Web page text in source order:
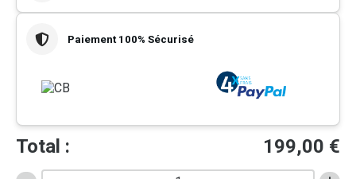
Paiement 100% Sécurisé
Total : 199,00 €